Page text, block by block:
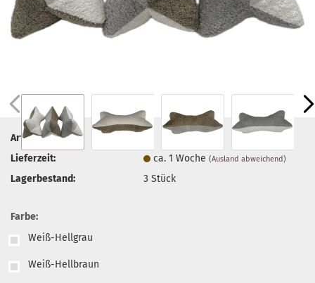
Art.Nr.:
Lieferzeit:
ca. 1 Woche(Ausland abweichend)
Lagerbestand: 3Stück
Farbe:
Weiß-Hellgrau
Weiß-Hellbraun